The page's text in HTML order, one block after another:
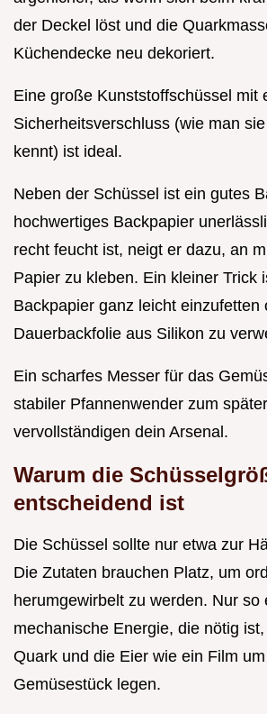
der Deckel löst und die
Küchendecke neu dekoriert.
Eine große Kunststoffschüssel mit
Sicherheitsverschluss (wie man
kennt) ist ideal.
Neben der Schüssel ist ein gutes
hochwertiges Backpapier
recht feucht ist, neigt er dazu, an
Papier zu kleben. Ein kleiner Trick
Backpapier ganz leicht einzufetten
Dauerbackfolie aus Silikon zu
Ein scharfes Messer für das
stabiler Pfannenwender zum
vervollständigen dein Arsenal.
Warum die
entscheidend ist
Die Schüssel sollte nur etwa zur
Die Zutaten brauchen Platz, um
herumgewirbelt zu werden. Nur so
mechanische Energie, die nötig
Quark und die Eier wie ein Film
Gemüsestück legen.